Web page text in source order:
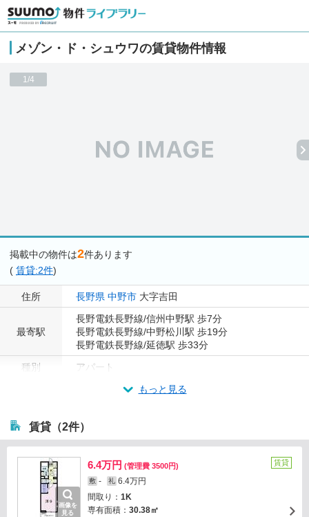
メゾン・ド・シュウワの賃貸物件情報
1/4
掲載中の物件は2件あります
( 賃貸:2件)
住所 長野県 中野市 大字吉田
最寄駅
長野電鉄長野線/信州中野駅 歩7分
長野電鉄長野線/中野松川駅 歩19分
長野電鉄長野線/延徳駅 歩33分
種別
アパート
もっと見る
賃貸（2件）
画像を
見る
6.4万円 (管理費 3500円)
敷 - 礼 6.4万円
間取り： 1K
専有面積： 30.38㎡
賃貸